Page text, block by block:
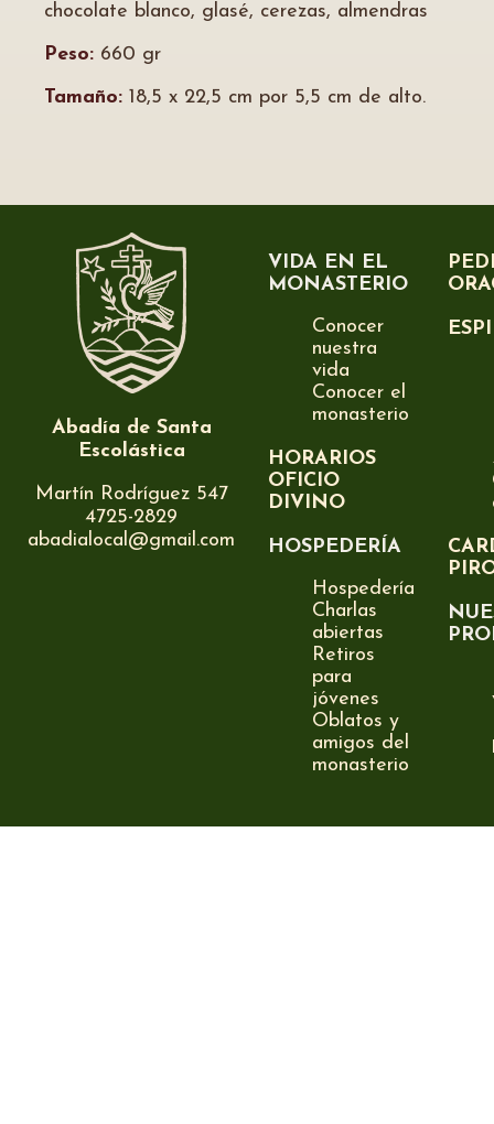
chocolate blanco, glasé, cerezas, almendras
Peso: 660 gr
Tamaño: 18,5 x 22,5 cm por 5,5 cm de alto.
Abadía de Santa
Escolástica
Martín Rodríguez 547
4725-2829
abadialocal@gmail.com
VIDA EN EL
MONASTERIO
Conocer
nuestra
vida
Conocer el
monasterio
HORARIOS
OFICIO
DIVINO
HOSPEDERÍA
Hospedería
Charlas
abiertas
Retiros
para
jóvenes
Oblatos y
amigos del
monasterio